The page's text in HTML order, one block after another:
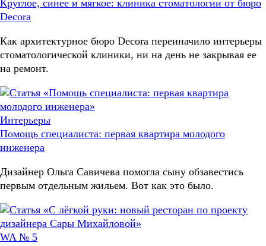
Круглое, синее и мягкое: клиника стоматологии от бюро
Decora
Как архитектурное бюро Decora переиначило интерьеры
стоматологической клиники, ни на день не закрывая ее
на ремонт.
Интерьеры
Помощь специалиста: первая квартира молодого
инженера
Дизайнер Ольга Савичева помогла сыну обзавестись
первым отдельным жильем. Вот как это было.
WA № 5